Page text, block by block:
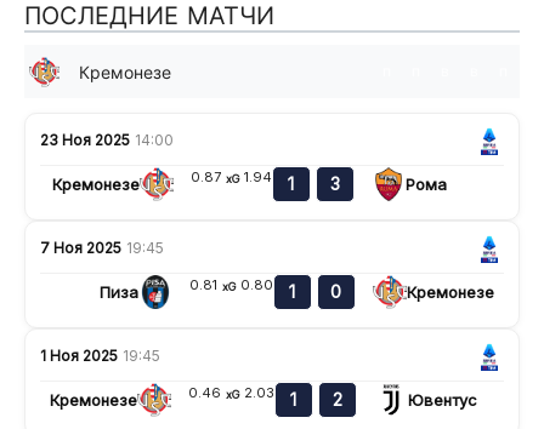
ПОСЛЕДНИЕ МАТЧИ
Кремонезе
23 Ноя 2025 14:00
Кремонезе 0.87 xG 1.94 1 3 Рома
7 Ноя 2025 19:45
Пиза 0.81 xG 0.80 1 0 Кремонезе
1 Ноя 2025 19:45
Кремонезе 0.46 xG 2.03 1 2 Ювентус